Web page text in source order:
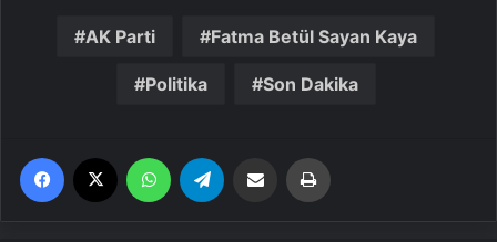
AK Parti Fatma Betül Sayan Kaya
Politika Son Dakika
Facebook WhatsApp Email'den paylaş